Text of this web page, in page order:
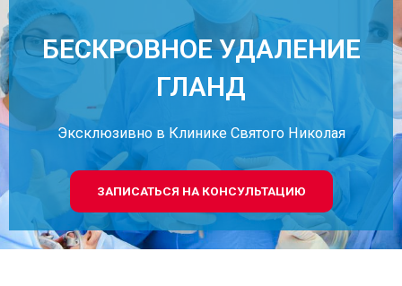
БЕСКРОВНОЕ УДАЛЕНИЕ
ГЛАНД
Эксклюзивно в Клинике Святого Николая
ЗАПИСАТЬСЯ НА КОНСУЛЬТАЦИЮ